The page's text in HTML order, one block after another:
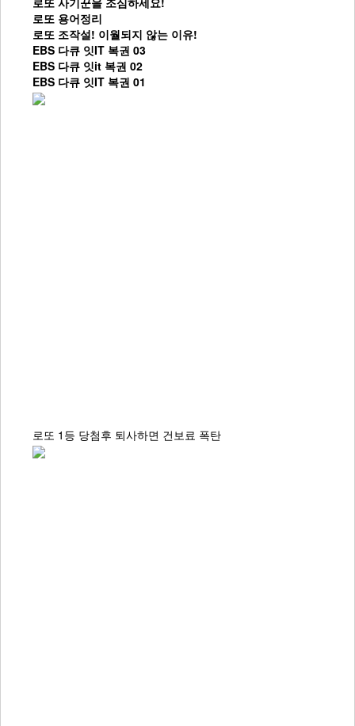
로또 용어정리
로또 조작설! 이월되지 않는 이유!
EBS 다큐 잇IT 복권 03
EBS 다큐 잇it 복권 02
EBS 다큐 잇IT 복권 01
로또 1등 당첨후 퇴사하면 건보료 폭탄